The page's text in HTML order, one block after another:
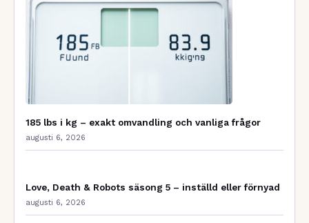
185 lbs i kg – exakt omvandling och vanliga frågor
augusti 6, 2026
Love, Death & Robots säsong 5 – inställd eller förnyad
augusti 6, 2026